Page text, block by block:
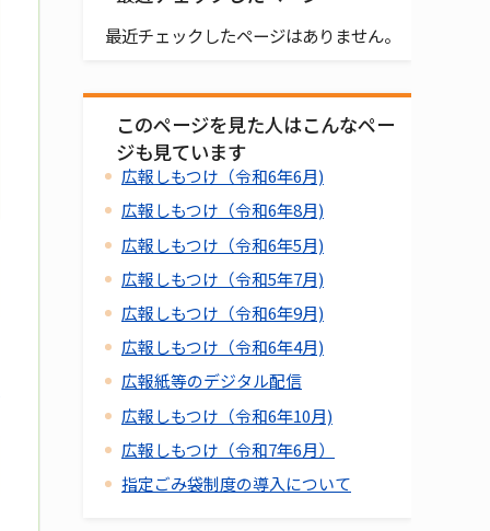
最近チェックしたページはありません。
このページを見た人はこんなペー
ジも見ています
広報しもつけ（令和6年6月)
広報しもつけ（令和6年8月)
広報しもつけ（令和6年5月)
広報しもつけ（令和5年7月)
広報しもつけ（令和6年9月)
広報しもつけ（令和6年4月)
広報紙等のデジタル配信
広報しもつけ（令和6年10月)
広報しもつけ（令和7年6月）
指定ごみ袋制度の導入について